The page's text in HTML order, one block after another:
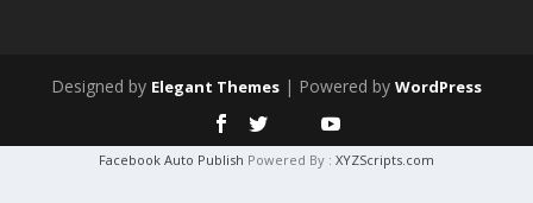
Designed by Elegant Themes | Powered by WordPress
Facebook Auto Publish Powered By : XYZScripts.com